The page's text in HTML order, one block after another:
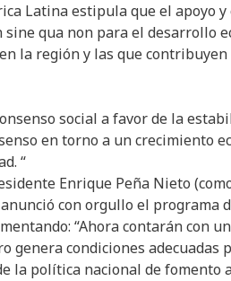
Latina estipula que el apoyo
qua non para el desarrollo
la región y las que
social a favor de la
en torno a un crecimiento
“
Enrique Peña Nieto
con orgullo el programa
“Ahora contarán con
genera condiciones adecuadas
política nacional de fomento